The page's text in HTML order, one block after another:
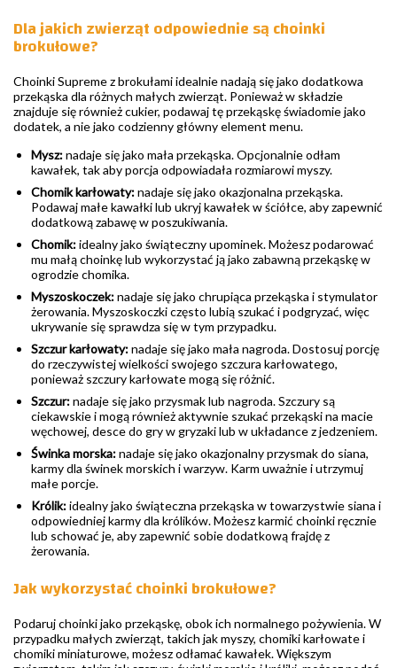
Dla jakich zwierząt odpowiednie są choinki
brokułowe?
Choinki Supreme z brokułami idealnie nadają się jako dodatkowa
przekąska dla różnych małych zwierząt. Ponieważ w składzie
znajduje się również cukier, podawaj tę przekąskę świadomie jako
dodatek, a nie jako codzienny główny element menu.
Mysz:nadaje się jako mała przekąska. Opcjonalnie odłam
kawałek, tak aby porcja odpowiadała rozmiarowi myszy.
Chomik karłowaty:nadaje się jako okazjonalna przekąska.
Podawaj małe kawałki lub ukryj kawałek w ściółce, aby zapewnić
dodatkową zabawę w poszukiwania.
Chomik:idealny jako świąteczny upominek. Możesz podarować
mu małą choinkę lub wykorzystać ją jako zabawną przekąskę w
ogrodzie chomika.
Myszoskoczek:nadaje się jako chrupiąca przekąska i stymulator
żerowania. Myszoskoczki często lubią szukać i podgryzać, więc
ukrywanie się sprawdza się w tym przypadku.
Szczur karłowaty:nadaje się jako mała nagroda. Dostosuj porcję
do rzeczywistej wielkości swojego szczura karłowatego,
ponieważ szczury karłowate mogą się różnić.
Szczur:nadaje się jako przysmak lub nagroda. Szczury są
ciekawskie i mogą również aktywnie szukać przekąski na macie
węchowej, desce do gry w gryzaki lub w układance z jedzeniem.
Świnka morska:nadaje się jako okazjonalny przysmak do siana,
karmy dla świnek morskich i warzyw. Karm uważnie i utrzymuj
małe porcje.
Królik:idealny jako świąteczna przekąska w towarzystwie siana i
odpowiedniej karmy dla królików. Możesz karmić choinki ręcznie
lub schować je, aby zapewnić sobie dodatkową frajdę z
żerowania.
Jak wykorzystać choinki brokułowe?
Podaruj choinki jako przekąskę, obok ich normalnego pożywienia. W
przypadku małych zwierząt, takich jak myszy, chomiki karłowate i
chomiki miniaturowe, możesz odłamać kawałek. Większym